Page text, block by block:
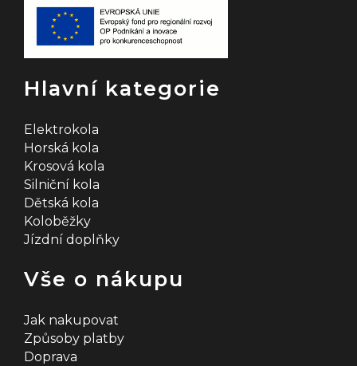
Hlavní kategorie
Elektrokola
Horská kola
Krosová kola
Silniční kola
Dětská kola
Koloběžky
Jízdní doplňky
Vše o nákupu
Jak nakupovat
Způsoby platby
Doprava